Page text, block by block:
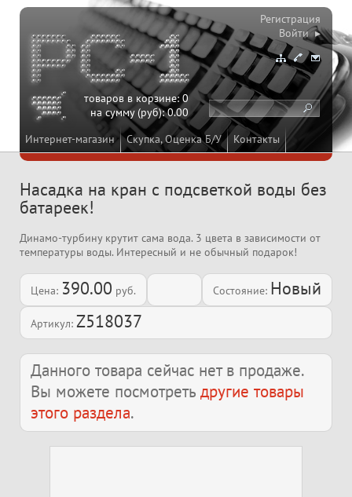
Интернет-магазин Скупка, Оценка Б/У Контакты
товаров в корзине:0
на сумму (руб):0.00
Регистрация
Войти ▸
Насадка на кран с подсветкой воды без
батареек!
Динамо-турбину крутит сама вода. 3 цвета в зависимости от
температуры воды. Интересный и не обычный подарок!
Цена: 390.00 руб. Состояние: Новый
Артикул: Z518037
Данного товара сейчас нет в продаже.
Вы можете посмотреть другие товары
этого раздела.